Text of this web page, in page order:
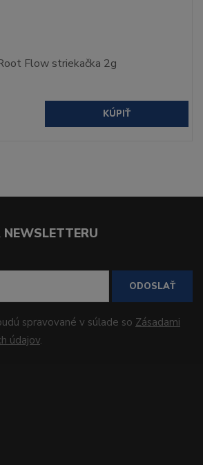
Flow striekačka 2g
KÚPIŤ
NEWSLETTERU
ODOSLAŤ
spravované v súlade so Zásadami
údajov.